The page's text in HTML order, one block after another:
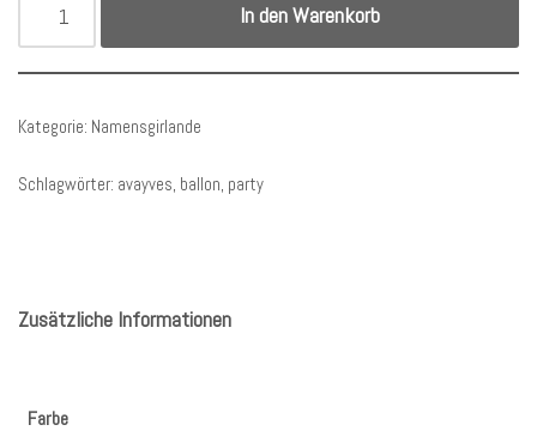
In den Warenkorb
Kategorie: Namensgirlande
Schlagwörter: avayves, ballon, party
Zusätzliche Informationen
Farbe